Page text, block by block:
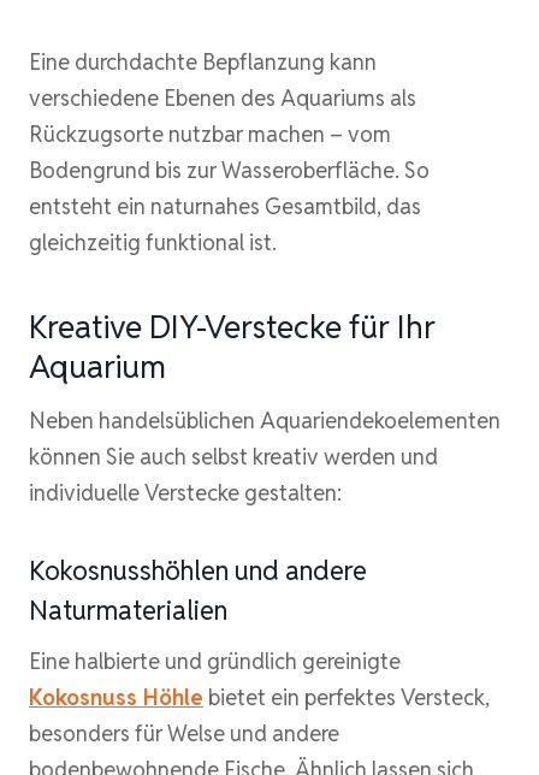
Eine durchdachte Bepflanzung kann
verschiedene Ebenen des Aquariums als
Rückzugsorte nutzbar machen – vom
Bodengrund bis zur Wasseroberfläche. So
entsteht ein naturnahes Gesamtbild, das
gleichzeitig funktional ist.
Kreative DIY-Verstecke für Ihr
Aquarium
Neben handelsüblichen Aquariendekoelementen
können Sie auch selbst kreativ werden und
individuelle Verstecke gestalten:
Kokosnusshöhlen und andere
Naturmaterialien
Eine halbierte und gründlich gereinigte
Kokosnuss Höhle bietet ein perfektes Versteck,
besonders für Welse und andere
bodenbewohnende Fische. Ähnlich lassen sich